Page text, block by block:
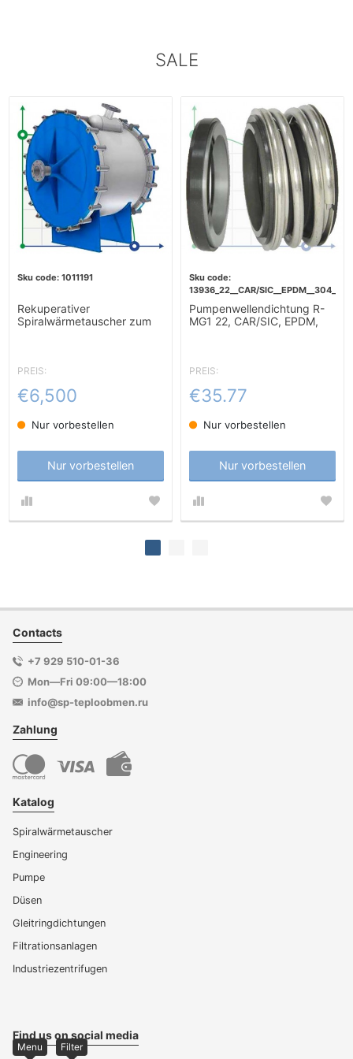
SALE
1011191
Rekuperativer
Spiralwärmetauscher zum
PREIS:
€6,500
Nur vorbestellen
Nur vorbestellen
13936_22__CAR/
Pumpenwellendichtung R-
MG1 22, CAR/SIC, EPDM,
PREIS:
€35.77
Nur vorbestellen
Nur vorbestellen
Contacts
+7 929 510-01-36
Mon—Fri 09:00—18:00
info@sp-teploobmen.ru
Zahlung
Katalog
Spiralwärmetauscher
Engineering
Pumpe
Düsen
Gleitringdichtungen
Filtrationsanlagen
Industriezentrifugen
Find us on social media
Menu Filter